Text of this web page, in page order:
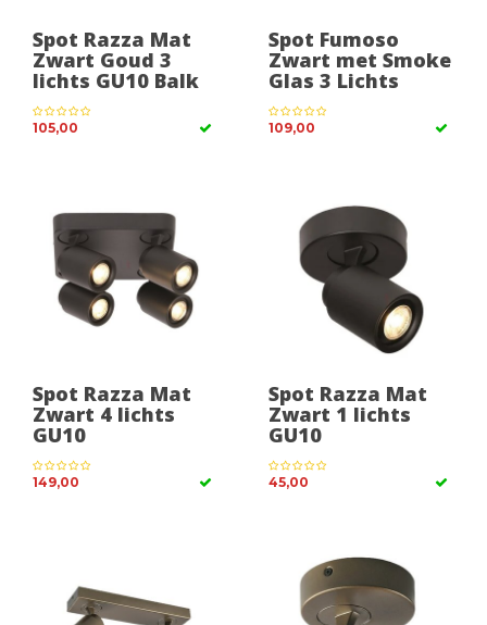
Spot Razza Mat
Zwart Goud 3
lichts GU10 Balk
105,00
Spot Fumoso
Zwart met Smoke
Glas 3 Lichts
109,00
Spot Razza Mat
Zwart 4 lichts
GU10
149,00
Spot Razza Mat
Zwart 1 lichts
GU10
45,00